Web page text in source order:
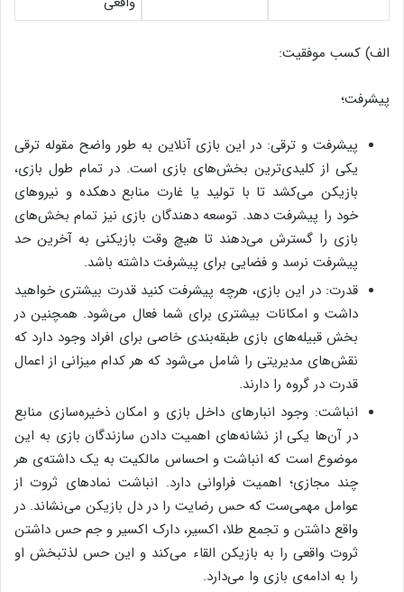
الف) کسب موفقیت:
پیشرفت؛
پیشرفت و ترقی: در این بازی آنلاین به طور واضح مقوله ترقی
یکی از کلیدی‌ترین بخش‌های بازی است. در تمام طول بازی،
بازیکن می‌کشد تا با تولید یا غارت منابع دهکده و نیروهای
خود را پیشرفت دهد. توسعه دهندگان بازی نیز تمام بخش‌های
بازی را گسترش می‌دهند تا هیچ وقت بازیکنی به آخرین حد
پیشرفت نرسد و فضایی برای پیشرفت داشته باشد.
قدرت: در این بازی، هرچه پیشرفت کنید قدرت‌ بیشتری خواهید
داشت و امکانات بیشتری برای شما فعال می‌شود. همچنین در
بخش قبیله‌های بازی طبقه‌بندی خاصی برای افراد وجود دارد که
نقش‌های مدیریتی را شامل می‌شود که هر کدام میزانی از اعمال
قدرت در گروه را دارند.
انباشت: وجود انبارهای داخل بازی و امکان ذخیره‌سازی منابع
در آن‌ها یکی از نشانه‌های اهمیت دادن سازندگان بازی به این
موضوع است که انباشت و احساس مالکیت به یک داشته‌ی هر
چند مجازی؛ اهمیت فراوانی دارد. انباشت نمادهای ثروت از
عوامل مهمی‌ست که حس رضایت را در دل بازیکن می‌نشاند. در
واقع داشتن و تجمع طلا، اکسیر، دارک اکسیر و جم حس داشتن
ثروت واقعی را به بازیکن القاء می‌کند و این حس لذتبخش او
را به ادامه‌ی بازی وا می‌دارد.